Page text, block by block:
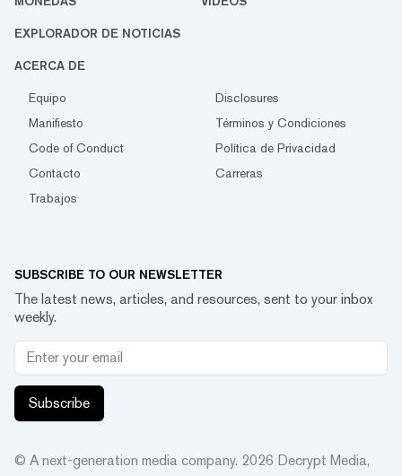
EXPLORADOR DE NOTICIAS
ACERCA DE
Equipo
Disclosures
Manifiesto
Términos y Condiciones
Code of Conduct
Política de Privacidad
Contacto
Carreras
Trabajos
SUBSCRIBE TO OUR NEWSLETTER
The latest news, articles, and resources, sent to your inbox
weekly.
Subscribe
© A next-generation media company. 2026 Decrypt Media,